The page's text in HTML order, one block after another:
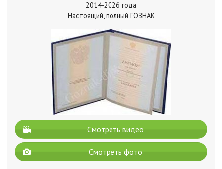
2014-2026 года
Настоящий, полный ГОЗНАК
Смотреть видео
Смотреть фото